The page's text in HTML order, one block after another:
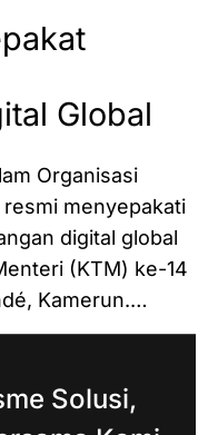
Global
Organisasi
menyepakati
digital global
(KTM) ke-14
Kamerun.…
Solusi,